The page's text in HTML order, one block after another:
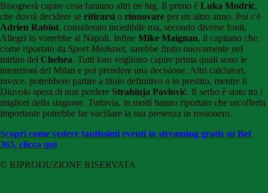
Bisognerà capire cosa faranno altri tre big. Il primo è Luka Modrić,
che dovrà decidere se ritirarsi o rinnovare per un altro anno. Poi c'è
Adrien Rabiot, considerato incedibile ma, secondo diverse fonti,
Allegri lo vorrebbe al Napoli. Infine Mike Maignan, il capitano che,
come riportato da Sport Mediaset, sarebbe finito nuovamente nel
mirino del Chelsea. Tutti loro vogliono capire prima quali sono le
intenzioni del Milan e poi prendere una decisione. Altri calciatori,
invece, potrebbero partire a titolo definitivo o in prestito, mentre il
Diavolo spera di non perdere Strahinja Pavlović. Il serbo è stato tra i
migliori della stagione. Tuttavia, in molti hanno riportato che un'offerta
importante potrebbe far vacillare la sua presenza in rossonero.
Scopri come vedere tantissimi eventi in streaming gratis su Bet
365, clicca qui
© RIPRODUZIONE RISERVATA